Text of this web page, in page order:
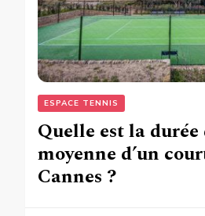
ESPACE TENNIS
Quelle est la durée
moyenne d’un
Cannes ?